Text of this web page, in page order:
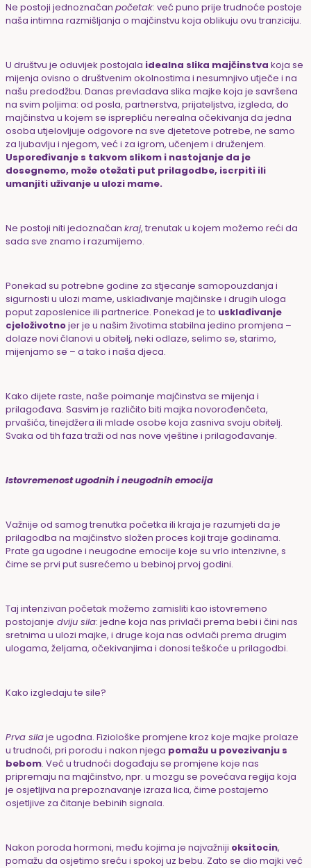
Ne postoji jednoznačan početak: već puno prije trudnoće postoje
naša intimna razmišljanja o majčinstvu koja oblikuju ovu tranziciju.
U društvu je oduvijek postojala idealna slika majčinstva koja se
mijenja ovisno o društvenim okolnostima i nesumnjivo utječe i na
našu predodžbu. Danas prevladava slika majke koja je savršena
na svim poljima: od posla, partnerstva, prijateljstva, izgleda, do
majčinstva u kojem se isprepliću nerealna očekivanja da jedna
osoba utjelovljuje odgovore na sve djetetove potrebe, ne samo
za ljubavlju i njegom, već i za igrom, učenjem i druženjem.
Uspoređivanje s takvom slikom i nastojanje da je
dosegnemo, može otežati put prilagodbe, iscrpiti ili
umanjiti uživanje u ulozi mame.
Ne postoji niti jedoznačan kraj, trenutak u kojem možemo reći da
sada sve znamo i razumijemo.
Ponekad su potrebne godine za stjecanje samopouzdanja i
sigurnosti u ulozi mame, usklađivanje majčinske i drugih uloga
poput zaposlenice ili partnerice. Ponekad je to usklađivanje
cjeloživotnojer je u našim životima stabilna jedino promjena –
dolaze novi članovi u obitelj, neki odlaze, selimo se, starimo,
mijenjamo se – a tako i naša djeca.
Kako dijete raste, naše poimanje majčinstva se mijenja i
prilagođava. Sasvim je različito biti majka novorođenčeta,
prvašića, tinejdžera ili mlade osobe koja zasniva svoju obitelj.
Svaka od tih faza traži od nas nove vještine i prilagođavanje.
Istovremenost ugodnih i neugodnih emocija
Važnije od samog trenutka početka ili kraja je razumjeti da je
prilagodba na majčinstvo složen proces koji traje godinama.
Prate ga ugodne i neugodne emocije koje su vrlo intenzivne, s
čime se prvi put susrećemo u bebinoj prvoj godini.
Taj intenzivan početak možemo zamisliti kao istovremeno
postojanje dviju sila: jedne koja nas privlači prema bebi i čini nas
sretnima u ulozi majke, i druge koja nas odvlači prema drugim
ulogama, željama, očekivanjima i donosi teškoće u prilagodbi.
Kako izgledaju te sile?
Prva silaje ugodna. Fiziološke promjene kroz koje majke prolaze
u trudnoći, pri porodu i nakon njega pomažu u povezivanju s
bebom. Već u trudnoći događaju se promjene koje nas
pripremaju na majčinstvo, npr. u mozgu se povećava regija koja
je osjetljiva na prepoznavanje izraza lica, čime postajemo
osjetljive za čitanje bebinih signala.
Nakon poroda hormoni, među kojima je najvažniji oksitocin,
pomažu da osjetimo sreću i spokoj uz bebu. Zato se dio majki već